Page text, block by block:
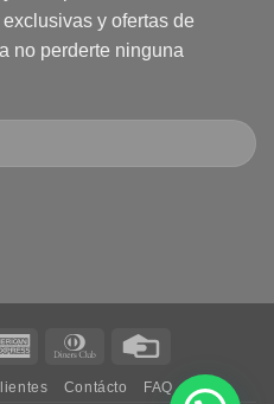
y ofertas de
no perderte ninguna
American
Dinners
Card
Contácto FAQ